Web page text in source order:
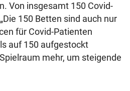
Von insgesamt 150 Covid-
150 Betten sind auch nur
für Covid-Patienten
auf 150 aufgestockt
mehr, um steigende